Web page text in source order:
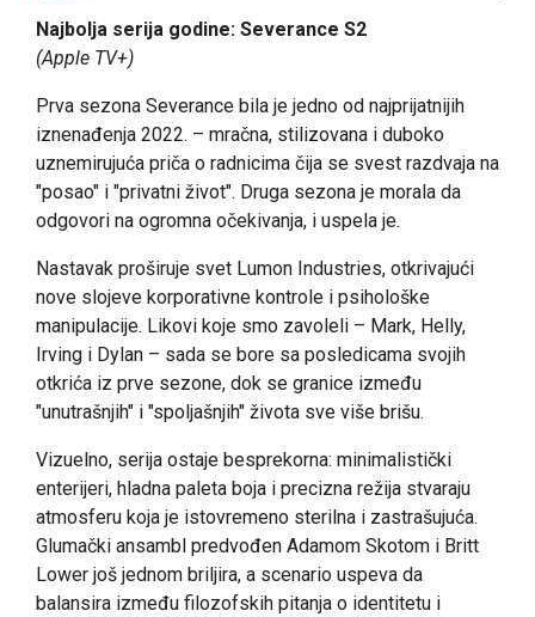
Najbolja serija godine: Severance S2
(Apple TV+)
Prva sezona Severance bila je jedno od najprijatnijih
iznenađenja 2022. – mračna, stilizovana i duboko
uznemirujuća priča o radnicima čija se svest razdvaja na
"posao" i "privatni život". Druga sezona je morala da
odgovori na ogromna očekivanja, i uspela je.
Nastavak proširuje svet Lumon Industries, otkrivajući
nove slojeve korporativne kontrole i psihološke
manipulacije. Likovi koje smo zavoleli – Mark, Helly,
Irving i Dylan – sada se bore sa posledicama svojih
otkrića iz prve sezone, dok se granice između
"unutrašnjih" i "spoljašnjih" života sve više brišu.
Vizuelno, serija ostaje besprekorna: minimalistički
enterijeri, hladna paleta boja i precizna režija stvaraju
atmosferu koja je istovremeno sterilna i zastrašujuća.
Glumački ansambl predvođen Adamom Skotom i Britt
Lower još jednom briljira, a scenario uspeva da
balansira između filozofskih pitanja o identitetu i